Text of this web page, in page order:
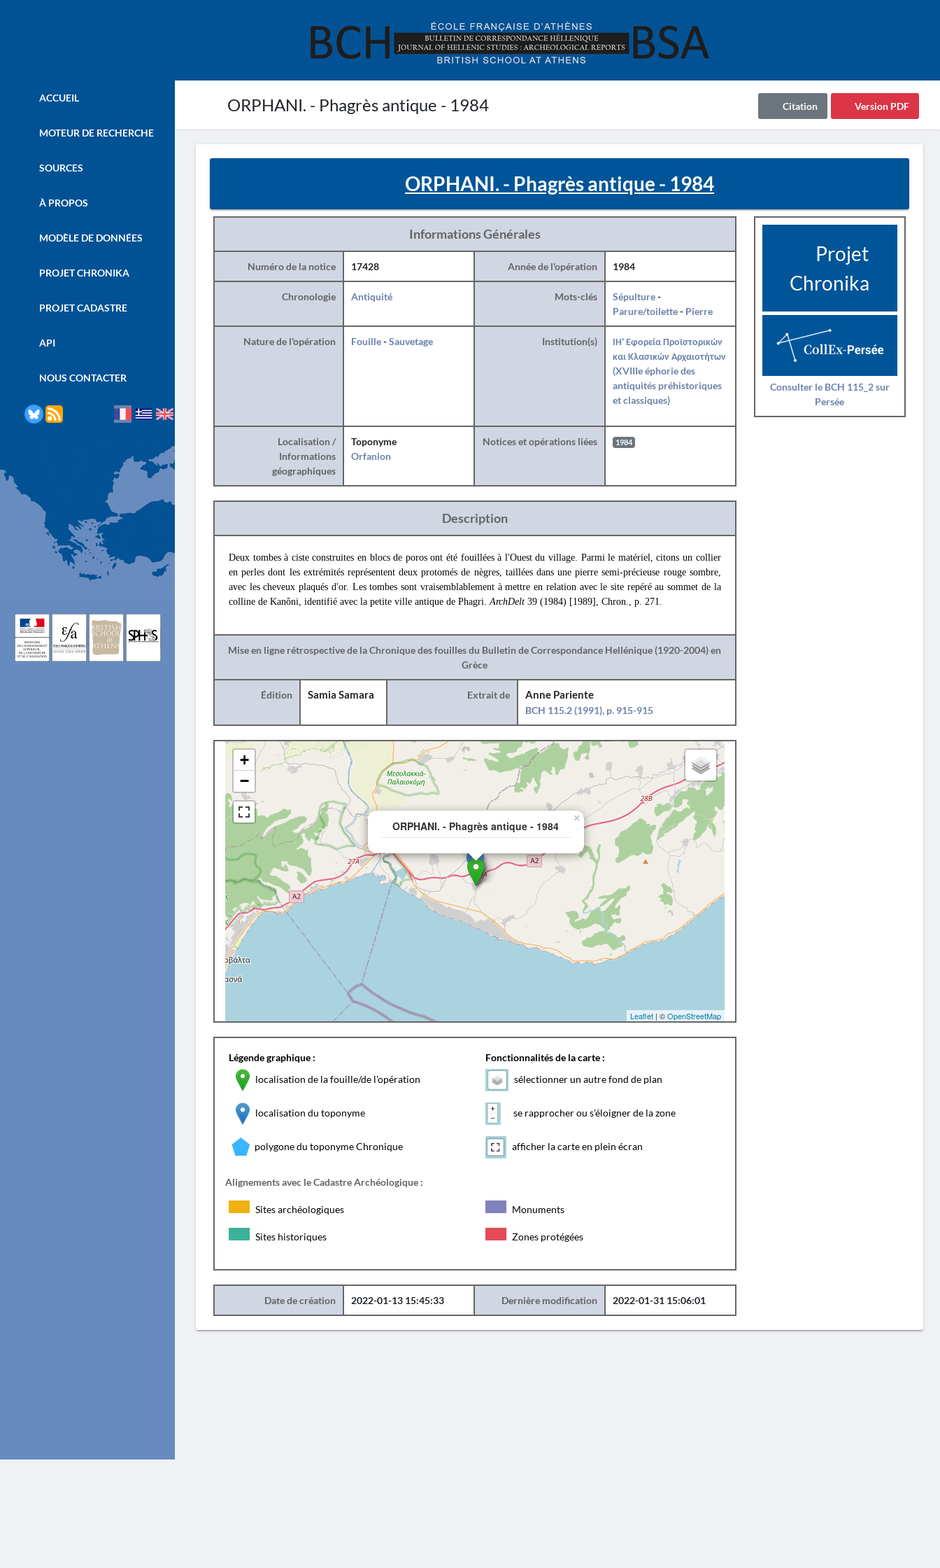
ORPHANI. - Phagrès antique - 1984 Version PDF
Citation
ACCUEIL
MOTEUR DE RECHERCHE
SOURCES
À PROPOS
MODÈLE DE DONNÉES
PROJET CHRONIKA
PROJET CADASTRE
API
NOUS CONTACTER
ORPHANI. - Phagrès antique - 1984
Informations Générales
Numéro de la notice 17428 Année de l'opération 1984
Chronologie Antiquité Mots-clés Sépulture-
Parure/toilette- Pierre
Nature de l'opération Fouille-Sauvetage Institution(s)
ΙΗ' Εφορεία Προϊστορικών
και Κλασικών Αρχαιοτήτων
(XVIIIe éphorie des
antiquités préhistoriques
et classiques)
Localisation /
Informations
géographiques
Toponyme
Orfanion
Notices et opérations liées 1984
Description
Deux tombes à ciste construites en blocs de poros ont été fouillées à l'Ouest du village. Parmi le matériel, citons un collier
en perles dont les extrémités représentent deux protomés de nègres, taillées dans une pierre semi-précieuse rouge sombre,
avec les cheveux plaqués d'or. Les tombes sont vraisemblablement à mettre en relation avec le site repéré au sommet de la
colline de Kanôni, identifié avec la petite ville antique de Phagri.ArchDelt 39 (1984) [1989], Chron., p. 271.
Mise en ligne rétrospective de la Chronique des fouilles du Bulletin de Correspondance Hellénique (1920-2004) en
Grèce
Édition Samia Samara Extrait de
Anne Pariente
BCH 115.2 (1991), p. 915-915
ORPHANI. - Phagrès antique - 1984
×
+
−
Leaflet| ©OpenStreetMap
Légende graphique :
localisation de la fouille/de l'opération
localisation du toponyme
polygone du toponyme Chronique
Fonctionnalités de la carte :
sélectionner un autre fond de plan
se rapprocher ou s'éloigner de la zone
afficher la carte en plein écran
Alignements avec le Cadastre Archéologique :
Sites archéologiques Monuments
Sites historiques Zones protégées
Date de création 2022-01-13 15:45:33 Dernière modification 2022-01-31 15:06:01
Projet
Chronika
Consulter le BCH 115_2 sur
Persée